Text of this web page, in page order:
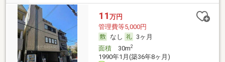
11 万円
管理費等5,000円
なし
3ヶ月
面積30m2
1990年1月(築36年8ヶ月)